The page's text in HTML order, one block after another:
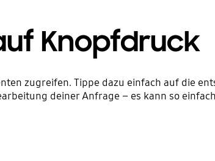
Knopfdruck
zugreifen. Tippe dazu einfach auf die
deiner Anfrage – es kann so